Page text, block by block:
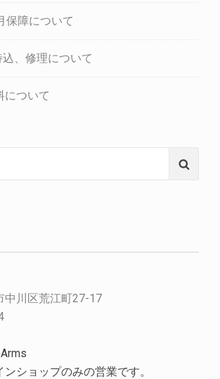
保障について
、修理について
について
中川区荒江町27-17
ショップのみの営業です。